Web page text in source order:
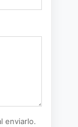
enviarlo.